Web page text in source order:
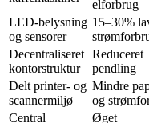
elforbrug
LED-belysning
og sensorer
15–30%
Decentraliseret
kontorstruktur
Reduceret
pendling
Delt printer- og
scannermiljø
Mindre
og
Central
Øget